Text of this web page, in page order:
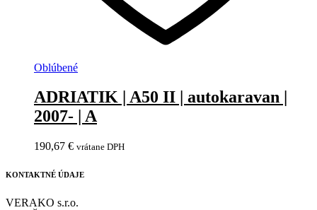
Oblúbené
ADRIATIK | A50 II | autokaravan |
2007- | A
190,67 € vrátane DPH
KONTAKTNÉ ÚDAJE
VERAKO s.r.o.